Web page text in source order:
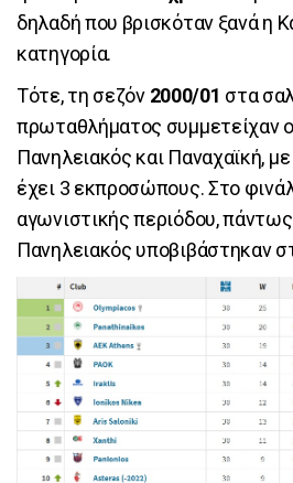
δηλαδή που βρισκόταν ξανά η
κατηγορία.
Τότε, τη σεζόν 2000/01 στα
πρωταθλήματος συμμετείχαν
Πανηλειακός και Παναχαϊκή,
έχει 3 εκπροσώπους. Στο
αγωνιστικής περιόδου,
Πανηλειακός υποβιβάστηκαν